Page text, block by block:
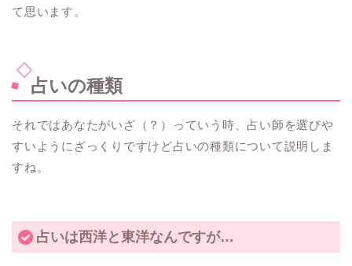
て思います。
占いの種類
それではあなたがいざ（？）っていう時、占い師を選びや
すいようにざっくりですけど占いの種類について説明しま
すね。
占いは西洋と東洋なんですが…